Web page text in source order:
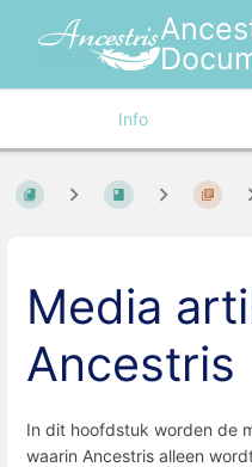
Info
Media
Ancestris
In dit hoofdstuk worden de
waarin Ancestris alleen